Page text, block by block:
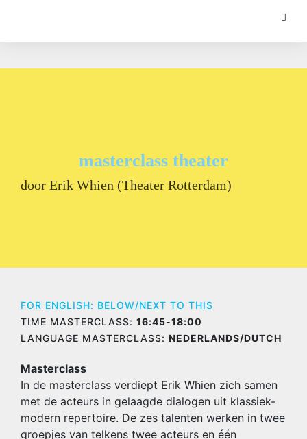
masterclass theater
door Erik Whien (Theater Rotterdam)
FOR ENGLISH: BELOW/NEXT TO THIS
TIME MASTERCLASS: 16:45-18:00
LANGUAGE MASTERCLASS: NEDERLANDS/DUTCH
Masterclass
In de masterclass verdiept Erik Whien zich samen
met de acteurs in gelaagde dialogen uit klassiek-
modern repertoire. De zes talenten werken in twee
groepjes van telkens twee acteurs en één